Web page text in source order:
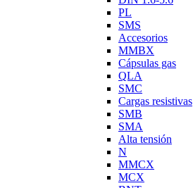
PL
SMS
Accesorios
MMBX
Cápsulas gas
QLA
SMC
Cargas resistivas
SMB
SMA
Alta tensión
N
MMCX
MCX